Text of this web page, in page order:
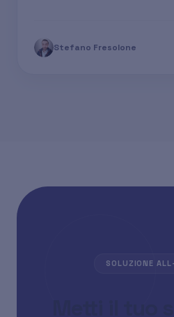
Stefano Fresolone
SOLUZIONE